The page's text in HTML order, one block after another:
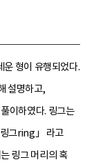
운 형이 유행되었다.
설명하고,
이하였다. 링그는
그ring」 라고
링그 머리의 혹